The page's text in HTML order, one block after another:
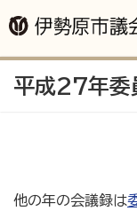
平成27年委
他の年の会議録は